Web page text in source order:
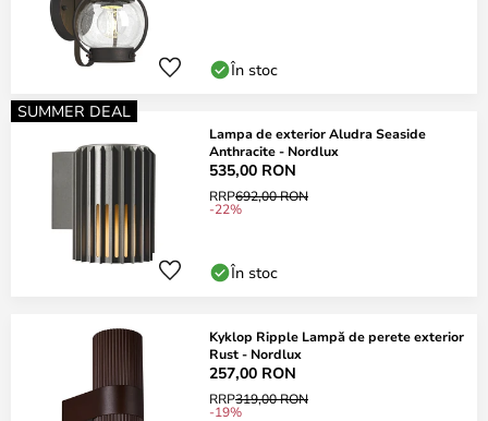
În stoc
SUMMER DEAL
Lampa de exterior Aludra Seaside
Anthracite - Nordlux
535,00 RON
RRP692,00 RON
-22%
În stoc
Kyklop Ripple Lampă de perete exterior
Rust - Nordlux
257,00 RON
RRP319,00 RON
-19%